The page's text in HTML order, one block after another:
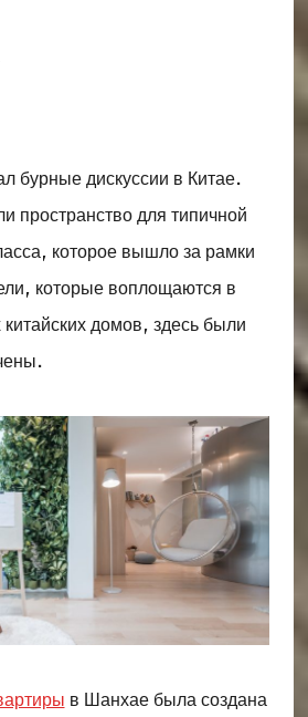
бурные дискуссии в Китае.
пространство для типичной
которое вышло за рамки
которые воплощаются в
домов, здесь были
в Шанхае была создана